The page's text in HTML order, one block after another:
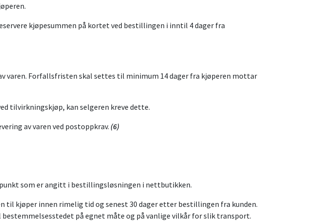
kjøpesummen på kortet ved bestillingen i inntil 4 dager fra
varen. Forfallsfristen skal settes til minimum 14 dager fra kjøperen mottar
tilvirkningskjøp, kan selgeren kreve dette.
av varen ved postoppkrav. (6)
som er angitt i bestillingsløsningen i nettbutikken.
til kjøper innen rimelig tid og senest 30 dager etter bestillingen fra kunden.
på egnet måte og på vanlige vilkår for slik transport.